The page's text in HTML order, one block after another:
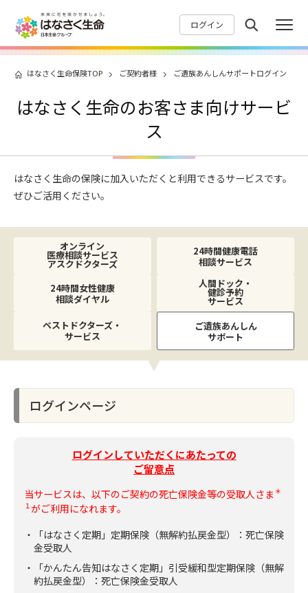
ログイン
はなさく生命保険TOP ご契約者様 ご遺族あんしんサポートログイン
はなさく生命のお客さま向けサービ
ス
はなさく生命の保険に加入いただくと利用できるサービスです。
ぜひご活用ください。
オンライン
医療相談サービス
アスクドクターズ
24時間健康電話
相談サービス
24時間女性健康
相談ダイヤル
人間ドック・
健診予約
サービス
ベストドクターズ・
サービス
ご遺族あんしん
サポート
ログインページ
ログインしていただくにあたっての
ご留意点
当サービスは、以下のご契約の死亡保険金等の受取人さま ＊
１ がご利用になれます。
・「はなさく定期」定期保険（無解約払戻金型）：死亡保険
金受取人
・「かんたん告知はなさく定期」引受緩和型定期保険（無解
約払戻金型）：死亡保険金受取人